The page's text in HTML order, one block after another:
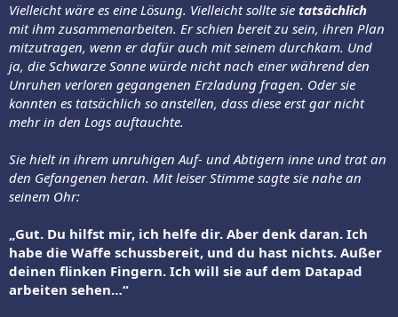
Vielleicht wäre es eine Lösung. Vielleicht sollte sie tatsächlich
mit ihm zusammenarbeiten. Er schien bereit zu sein, ihren Plan
mitzutragen, wenn er dafür auch mit seinem durchkam. Und
ja, die Schwarze Sonne würde nicht nach einer während den
Unruhen verloren gegangenen Erzladung fragen. Oder sie
konnten es tatsächlich so anstellen, dass diese erst gar nicht
mehr in den Logs auftauchte.
Sie hielt in ihrem unruhigen Auf- und Abtigern inne und trat an
den Gefangenen heran. Mit leiser Stimme sagte sie nahe an
seinem Ohr:
„Gut. Du hilfst mir, ich helfe dir. Aber denk daran. Ich
habe die Waffe schussbereit, und du hast nichts. Außer
deinen flinken Fingern. Ich will sie auf dem Datapad
arbeiten sehen…“